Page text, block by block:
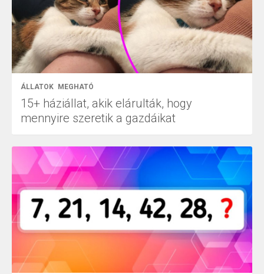
ÁLLATOK MEGHATÓ
15+ háziállat, akik elárulták, hogy
mennyire szeretik a gazdáikat